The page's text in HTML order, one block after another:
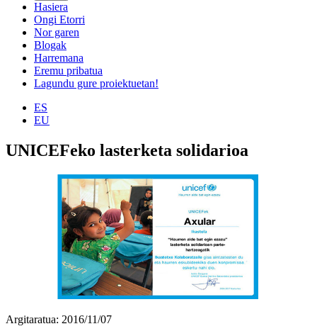
Hasiera
Ongi Etorri
Nor garen
Blogak
Harremana
Eremu pribatua
Lagundu gure proiektuetan!
ES
EU
UNICEFeko lasterketa solidarioa
Argitaratua: 2016/11/07